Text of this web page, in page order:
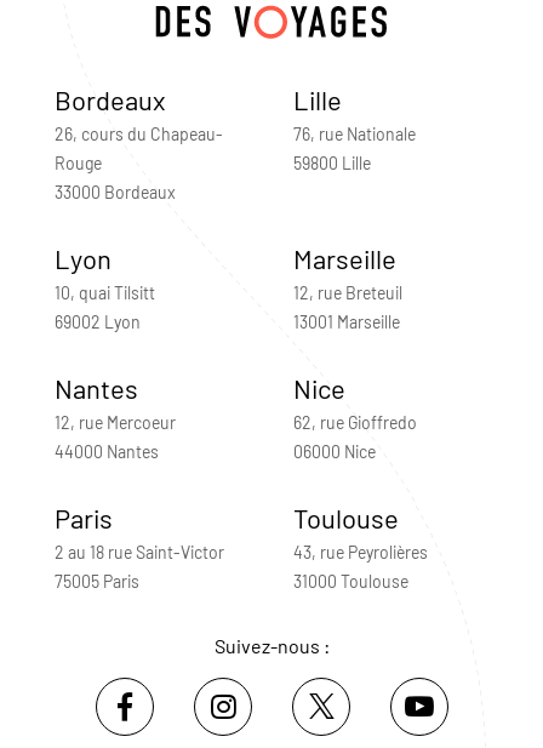
Bordeaux
26, cours du Chapeau-
Rouge
33000 Bordeaux
Lille
76, rue Nationale
59800 Lille
Lyon
10, quai Tilsitt
69002 Lyon
Marseille
12, rue Breteuil
13001 Marseille
Nantes
12, rue Mercoeur
44000 Nantes
Nice
62, rue Gioffredo
06000 Nice
Paris
2 au 18 rue Saint-Victor
75005 Paris
Toulouse
43, rue Peyrolières
31000 Toulouse
Suivez-nous :